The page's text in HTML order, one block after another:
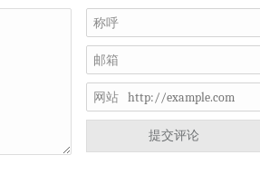
称呼
邮箱
网站
提交评论